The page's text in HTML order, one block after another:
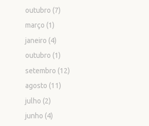
outubro (7)
março (1)
janeiro (4)
outubro (1)
setembro (12)
agosto (11)
julho (2)
junho (4)